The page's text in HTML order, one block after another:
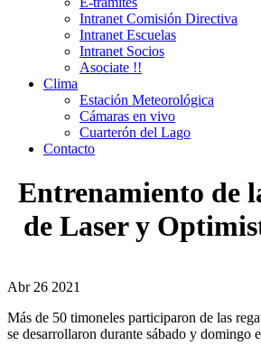
Intranet Comisión Directiva
Intranet Escuelas
Intranet Socios
Asociate !!
Clima
Estación Meteorológica
Cámaras en vivo
Cuarterón del Lago
Contacto
Entrenamiento de
de Laser y
Abr 26 2021
Más de 50 timoneles participaron de las
se desarrollaron durante sábado y domingo